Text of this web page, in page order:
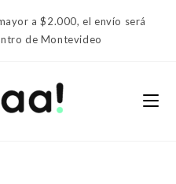
a $2.000, el envío será
de Montevideo